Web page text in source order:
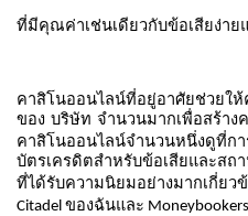
ที่มีคุณค่าเช่นเดียวกับข้อเสียง่าย
คาสิโนออนไลน์ที่อยู่อาศัยช่วยให้
ของ บริษัท จำนวนมากเพื่อสร้า
คาสิโนออนไลน์จำนวนหนึ่งดูที่กา
บัตรเครดิตสำหรับข้อเสียและสถ
ที่ได้รับความนิยมอย่างมากเกี่ยว
Citadel ของฉันและ